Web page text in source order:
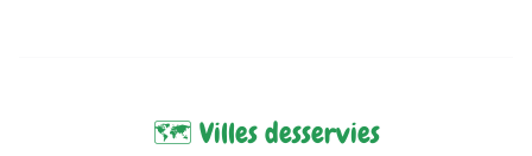
🗺️ Villes desservies